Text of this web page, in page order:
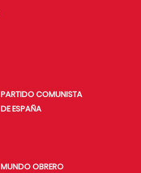
PARTIDO COMUNISTA
DE ESPAÑA
MUNDO OBRERO